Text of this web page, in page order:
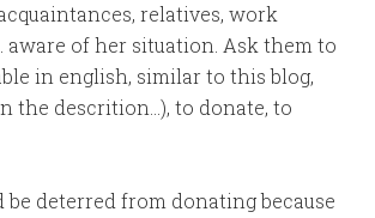
relatives, work
aware of her situation. Ask them to
in english, similar to this blog,
the descrition…), to donate, to
be deterred from donating because